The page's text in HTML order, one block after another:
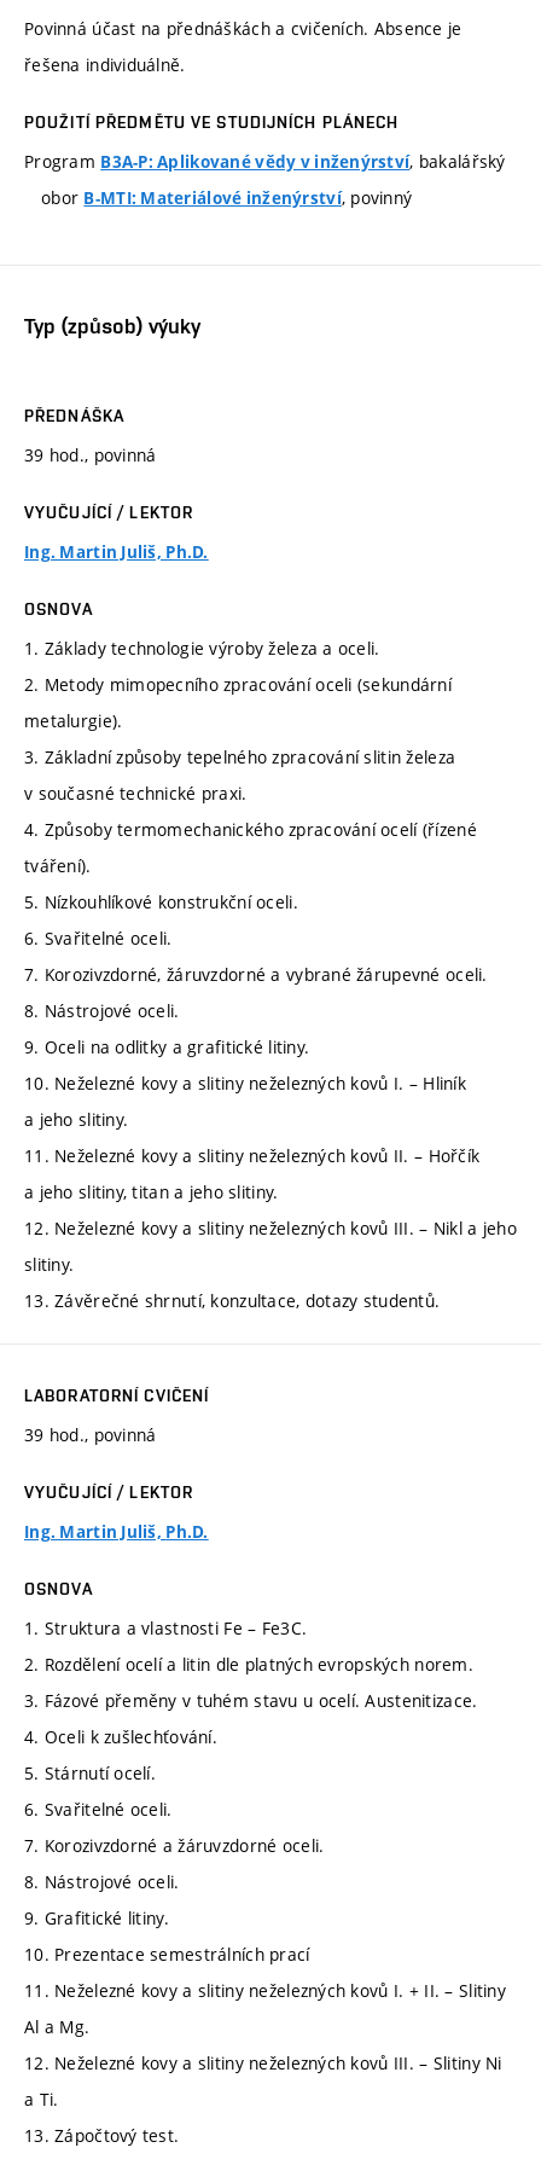
Povinná účast na přednáškách a cvičeních. Absence je
řešena individuálně.
POUŽITÍ PŘEDMĚTU VE STUDIJNÍCH PLÁNECH
Program B3A-P: Aplikované vědy v inženýrství, bakalářský
obor B-MTI: Materiálové inženýrství, povinný
Typ (způsob) výuky
PŘEDNÁŠKA
39 hod., povinná
VYUČUJÍCÍ / LEKTOR
Ing. Martin Juliš, Ph.D.
OSNOVA
1. Základy technologie výroby železa a oceli.
2. Metody mimopecního zpracování oceli (sekundární
metalurgie).
3. Základní způsoby tepelného zpracování slitin železa
v současné technické praxi.
4. Způsoby termomechanického zpracování ocelí (řízené
tváření).
5. Nízkouhlíkové konstrukční oceli.
6. Svařitelné oceli.
7. Korozivzdorné, žáruvzdorné a vybrané žárupevné oceli.
8. Nástrojové oceli.
9. Oceli na odlitky a grafitické litiny.
10. Neželezné kovy a slitiny neželezných kovů I. – Hliník
a jeho slitiny.
11. Neželezné kovy a slitiny neželezných kovů II. – Hořčík
a jeho slitiny, titan a jeho slitiny.
12. Neželezné kovy a slitiny neželezných kovů III. – Nikl a jeho
slitiny.
13. Závěrečné shrnutí, konzultace, dotazy studentů.
LABORATORNÍ CVIČENÍ
39 hod., povinná
VYUČUJÍCÍ / LEKTOR
Ing. Martin Juliš, Ph.D.
OSNOVA
1. Struktura a vlastnosti Fe – Fe3C.
2. Rozdělení ocelí a litin dle platných evropských norem.
3. Fázové přeměny v tuhém stavu u ocelí. Austenitizace.
4. Oceli k zušlechťování.
5. Stárnutí ocelí.
6. Svařitelné oceli.
7. Korozivzdorné a žáruvzdorné oceli.
8. Nástrojové oceli.
9. Grafitické litiny.
10. Prezentace semestrálních prací
11. Neželezné kovy a slitiny neželezných kovů I. + II. – Slitiny
Al a Mg.
12. Neželezné kovy a slitiny neželezných kovů III. – Slitiny Ni
a Ti.
13. Zápočtový test.